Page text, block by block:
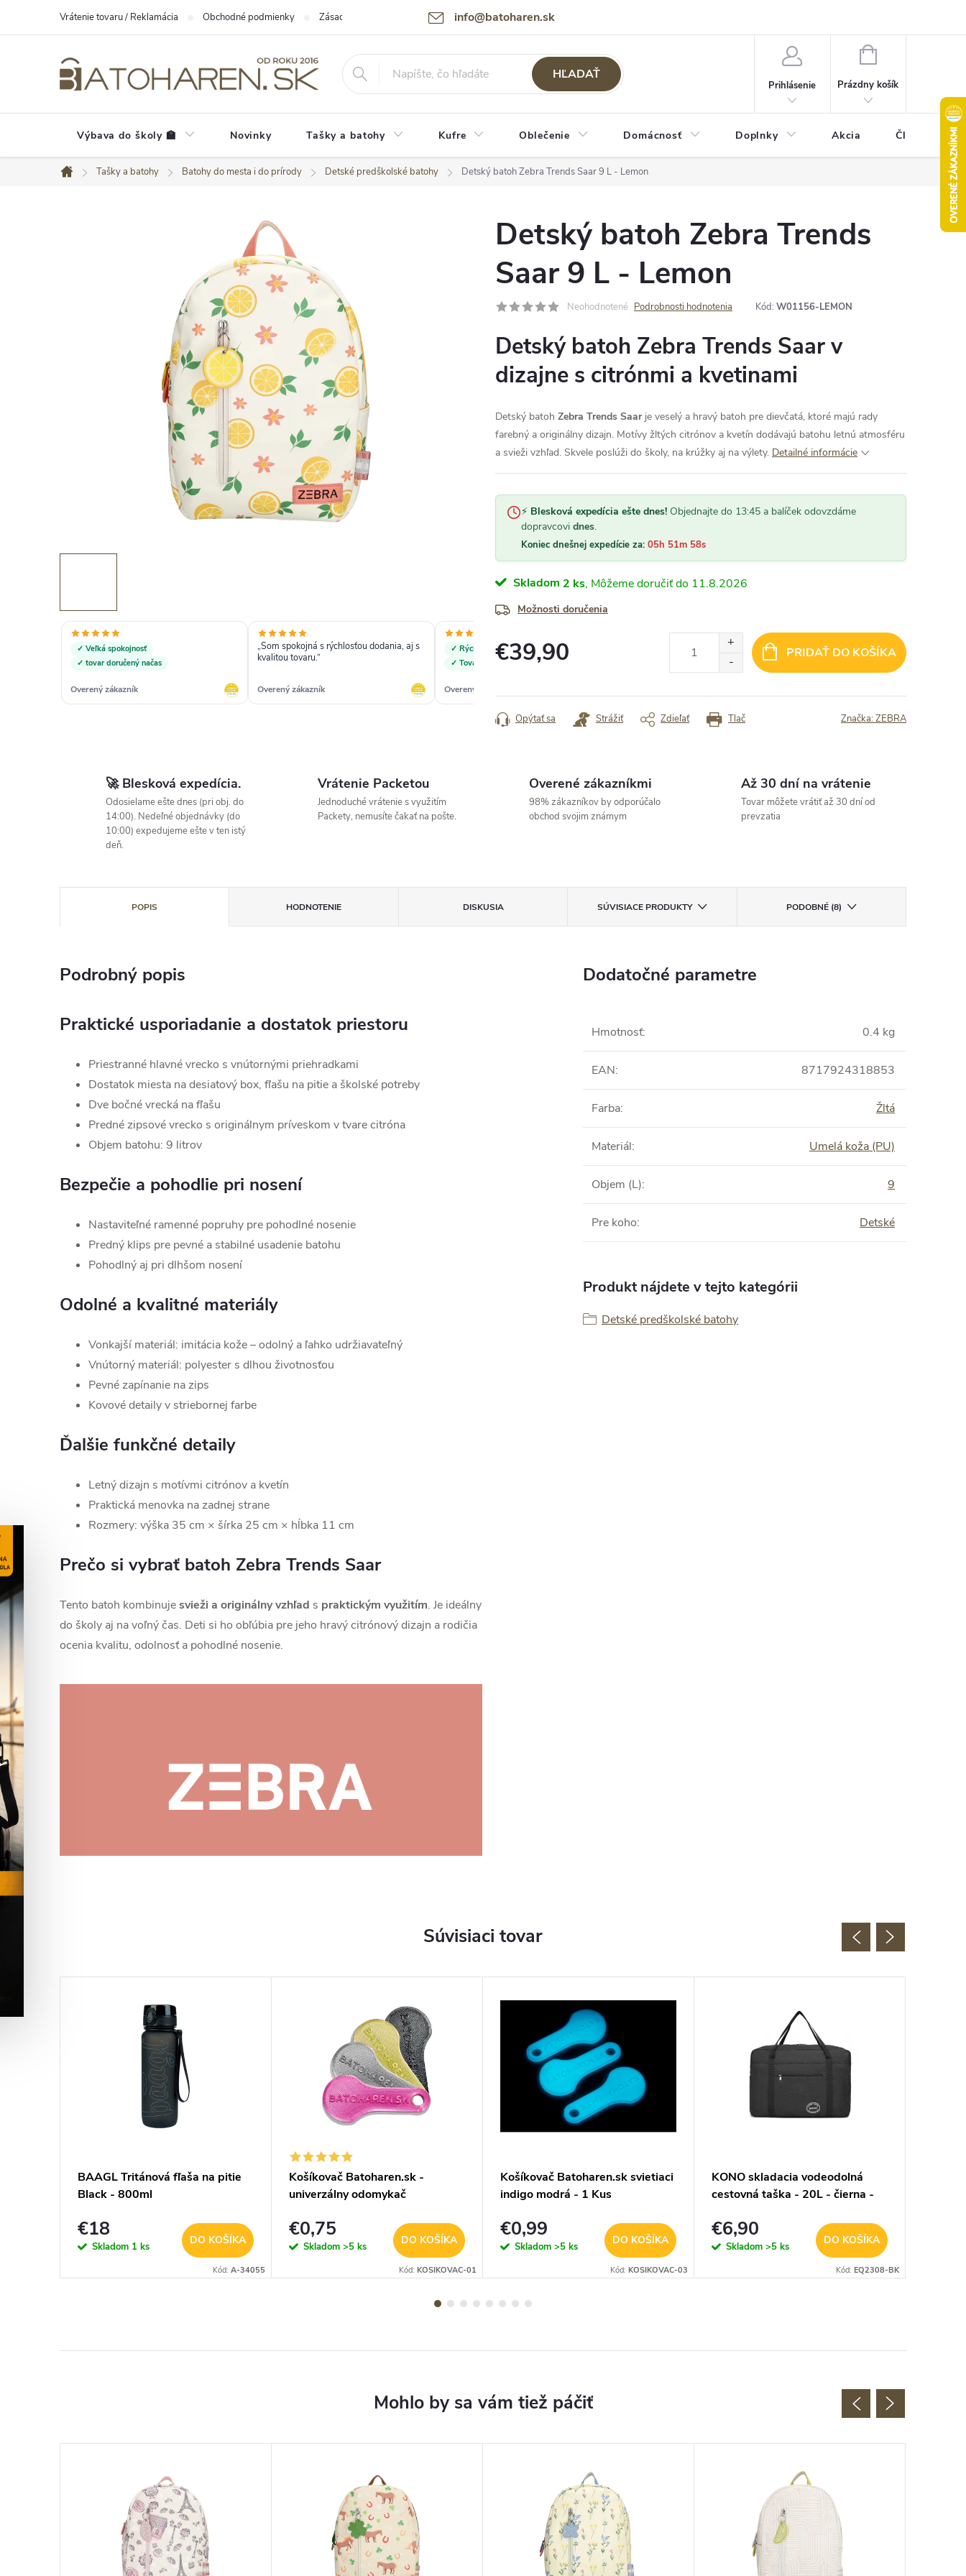
info@batoharen.sk
Vrátenie tovaru / Reklamácia Obchodné podmienky Zásady spracovania osobných údajov (GDPR) Podmienky použitia webu
HĽADAŤ
Prihlásenie
NÁKUPNÝ
Prázdny košík
Výbava do školy 🏫 Novinky Tašky a batohy Kufre Oblečenie Domácnosť Doplnky Akcia Články
Domov
Tašky a batohy Batohy do mesta i do prírody Detské predškolské batohy Detský batoh Zebra Trends Saar 9 L - Lemon
✓ Veľká spokojnosť
✓ tovar doručený načas
Overený zákazník
„Som spokojná s rýchlosťou dodania, aj s
kvalitou tovaru.“
Overený zákazník
✓ Rýchle doručenie
✓ Tovar ako na obrázku a v popise
Overený zákazník
✓ Rýchle dodanie ✓ rychle dorucenie
Detský batoh Zebra Trends
Saar 9 L - Lemon
Neohodnotené Podrobnosti hodnotenia Kód: W01156-LEMON
Detský batoh Zebra Trends Saar v
dizajne s citrónmi a kvetinami
Detský batoh Zebra Trends Saarje veselý a hravý batoh pre dievčatá, ktoré majú rady
farebný a originálny dizajn. Motívy žltých citrónov a kvetín dodávajú batohu letnú atmosféru
a svieži vzhľad. Skvele poslúži do školy, na krúžky aj na výlety. Detailné informácie
⚡ Blesková expedícia ešte dnes! Objednajte do 13:45 a balíček odovzdáme
dopravcovi dnes.
Koniec dnešnej expedície za: 05h 51m 57s
Skladom 2 ks 11.8.2026
Možnosti doručenia
€39,90 PRIDAŤ DO KOŠÍKA
Tlač
Opýtať sa Strážiť Zdieľať Značka:ZEBRA
🚀 Blesková expedícia.
Odosielame ešte dnes (pri obj. do
14:00). Nedeľné objednávky (do
10:00) expedujeme ešte v ten istý
deň.
Vrátenie Packetou
Jednoduché vrátenie s využitím
Packety, nemusíte čakať na pošte.
Overené zákazníkmi
98% zákazníkov by odporúčalo
obchod svojim známym
Až 30 dní na vrátenie
Tovar môžete vrátiť až 30 dní od
prevzatia
POPIS HODNOTENIE DISKUSIA SÚVISIACE PRODUKTY PODOBNÉ (8)
Podrobný popis
Praktické usporiadanie a dostatok priestoru
Priestranné hlavné vrecko s vnútornými priehradkami
Dostatok miesta na desiatový box, fľašu na pitie a školské potreby
Dve bočné vrecká na fľašu
Predné zipsové vrecko s originálnym príveskom v tvare citróna
Objem batohu: 9 litrov
Bezpečie a pohodlie pri nosení
Nastaviteľné ramenné popruhy pre pohodlné nosenie
Predný klips pre pevné a stabilné usadenie batohu
Pohodlný aj pri dlhšom nosení
Odolné a kvalitné materiály
Vonkajší materiál: imitácia kože – odolný a ľahko udržiavateľný
Vnútorný materiál: polyester s dlhou životnosťou
Pevné zapínanie na zips
Kovové detaily v striebornej farbe
Ďalšie funkčné detaily
Letný dizajn s motívmi citrónov a kvetín
Praktická menovka na zadnej strane
Rozmery: výška 35 cm × šírka 25 cm × hĺbka 11 cm
Prečo si vybrať batoh Zebra Trends Saar
Tento batoh kombinujesvieži a originálny vzhľad s praktickým využitím. Je ideálny
do školy aj na voľný čas. Deti si ho obľúbia pre jeho hravý citrónový dizajn a rodičia
ocenia kvalitu, odolnosť a pohodlné nosenie.
Dodatočné parametre
Hmotnosť: 0.4 kg
EAN: 8717924318853
Farba: Žltá
Materiál: Umelá koža (PU)
Objem (L): 9
Pre koho: Detské
Produkt nájdete v tejto kategórii
Detské predškolské batohy
Súvisiaci tovar
BAAGL Tritánová fľaša na pitie
Black - 800ml
€18
Skladom 1 ks
DO KOŠÍKA
Kód: A-34055
Košíkovač Batoharen.sk -
univerzálny odomykač
farba - 1 ks
€0,75
Skladom >5 ks
DO KOŠÍKA
Kód: KOSIKOVAC-01
Košíkovač Batoharen.sk svietiaci
indigo modrá - 1 Kus
€0,99
Skladom >5 ks
DO KOŠÍKA
Kód: KOSIKOVAC-03
KONO skladacia vodeodolná
cestovná taška - 20L - čierna -
€6,90
Skladom >5 ks
DO KOŠÍKA
Kód: EQ2308-BK